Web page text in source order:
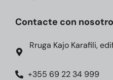
Contacte con
Rruga Kajo Karafili,
+355 69 22 34 999